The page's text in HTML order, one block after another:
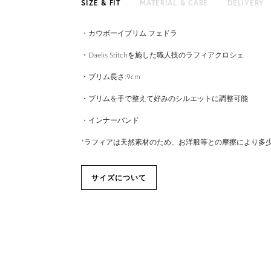
SIZE & FIT MATERIAL & CARE DELIVERY
・カウボーイブリム フェドラ
・Daelis Stitchを施した職人技のラフィアクロシェ
・ブリム長さ:9cm
・ブリムを手で整えて好みのシルエットに調整可能
・インナーバンド
*ラフィアは天然素材のため、お洋服等との摩擦により多
サイズについて